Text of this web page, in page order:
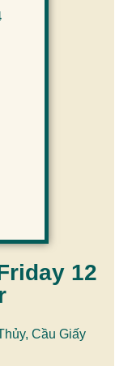
12
Cầu Giấy